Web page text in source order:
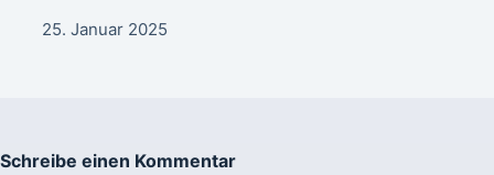
25. Januar 2025
Schreibe einen Kommentar